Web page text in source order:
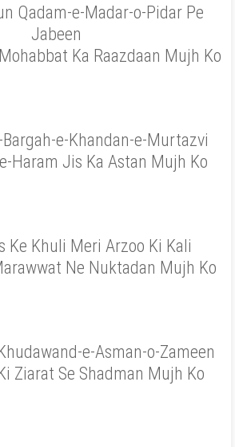
Qadam-e-Madar-o-Pidar Pe
Jabeen
Ka Raazdaan Mujh Ko
e-Khandan-e-Murtazvi
Haram Jis Ka Astan Mujh Ko
Ke Khuli Meri Arzoo Ki Kali
Ne Nuktadan Mujh Ko
e-Asman-o-Zameen
Ziarat Se Shadman Mujh Ko